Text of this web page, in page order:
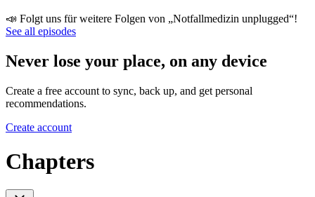
📣 Folgt uns für weitere Folgen von „Notfallmedizin unplugged“!
See all episodes
Never lose your place, on any device
Create a free account to sync, back up, and get personal
recommendations.
Create account
Chapters